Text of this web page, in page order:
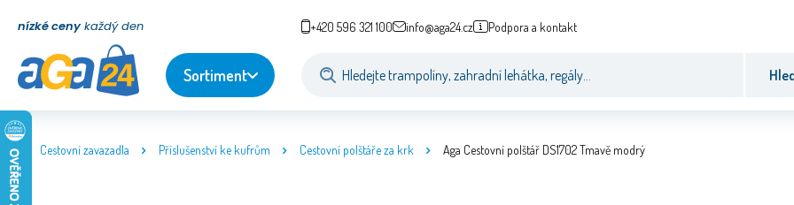
nízké ceny každý den +420 596 321 100 info@aga24.cz Podpora a kontakt
Sortiment
Cestovní zavazadla Příslušenství ke kufrům Cestovní polštáře za krk Aga Cestovní polštář DS1702 Tmavě modrý